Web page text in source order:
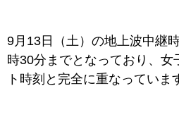
9月13日（土）の地上波中継
時30分までとなっており、女
ト時刻と完全に重なっていま